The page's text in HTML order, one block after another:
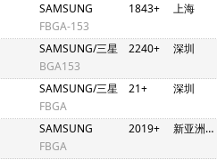
SAMSUNG
FBGA-153
1843+ 上海
SAMSUNG/三星
BGA153
2240+ 深圳
SAMSUNG/三星
FBGA
21+ 深圳
SAMSUNG
FBGA
2019+ 新亚洲2期N4C448-458